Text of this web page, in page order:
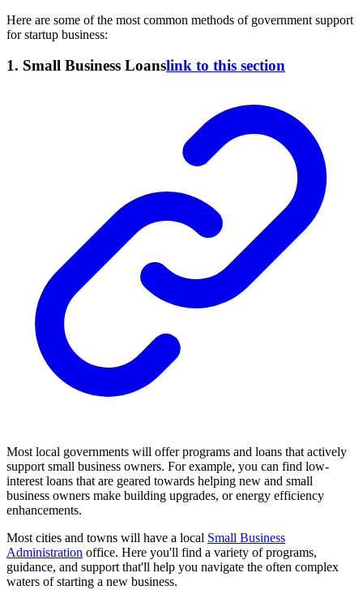
Here are some of the most common methods of government support
for startup business:
1. Small Business Loanslink to this section
Most local governments will offer programs and loans that actively
support small business owners. For example, you can find low-
interest loans that are geared towards helping new and small
business owners make building upgrades, or energy efficiency
enhancements.
Most cities and towns will have a local Small Business
Administration office. Here you'll find a variety of programs,
guidance, and support that'll help you navigate the often complex
waters of starting a new business.